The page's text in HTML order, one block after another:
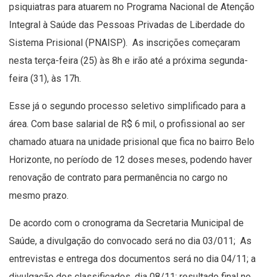
psiquiatras para atuarem no Programa Nacional de Atenção
Integral à Saúde das Pessoas Privadas de Liberdade do
Sistema Prisional (PNAISP). As inscrições começaram
nesta terça-feira (25) às 8h e irão até a próxima segunda-
feira (31), às 17h.
Esse já o segundo processo seletivo simplificado para a
área. Com base salarial de R$ 6 mil, o profissional ao ser
chamado atuara na unidade prisional que fica no bairro Belo
Horizonte, no período de 12 doses meses, podendo haver
renovação de contrato para permanência no cargo no
mesmo prazo.
De acordo com o cronograma da Secretaria Municipal de
Saúde, a divulgação do convocado será no dia 03/011; As
entrevistas e entrega dos documentos será no dia 04/11; a